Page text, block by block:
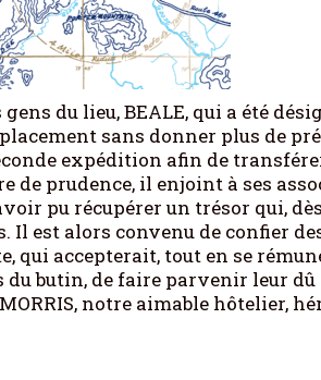
du lieu, BEALE, qui a été
sans donner plus de
expédition afin de
de prudence, il enjoint à ses
pu récupérer un trésor qui,
Il est alors convenu de confier
qui accepterait, tout en se
du butin, de faire parvenir leur
notre aimable hôtelier,